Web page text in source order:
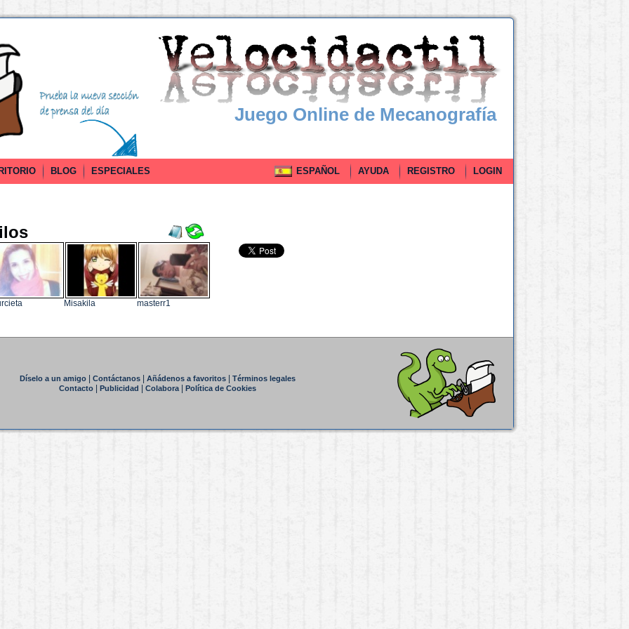
Juego Online de Mecanografía
BLOG ESPECIALES ESPAÑOL AYUDA REGISTRO LOGIN
Misakila masterr1
Díselo a un amigo| Contáctanos| Añádenos a favoritos|
Términos legales
Contacto| Publicidad Colabora| Política de Cookies